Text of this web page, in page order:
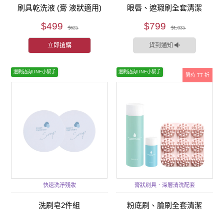
刷具乾洗液 (膏 液狀適用)
$499 $625
立即搶購
眼唇、遮瑕刷全套清潔
$799 $1,035
貨到通知
選刷諮詢LINE小幫手
快速洗淨殘妝
洗刷皂2件組
限時 77 折
選刷諮詢LINE小幫手
膏狀刷具．深層清洗配套
粉底刷、臉刷全套清潔